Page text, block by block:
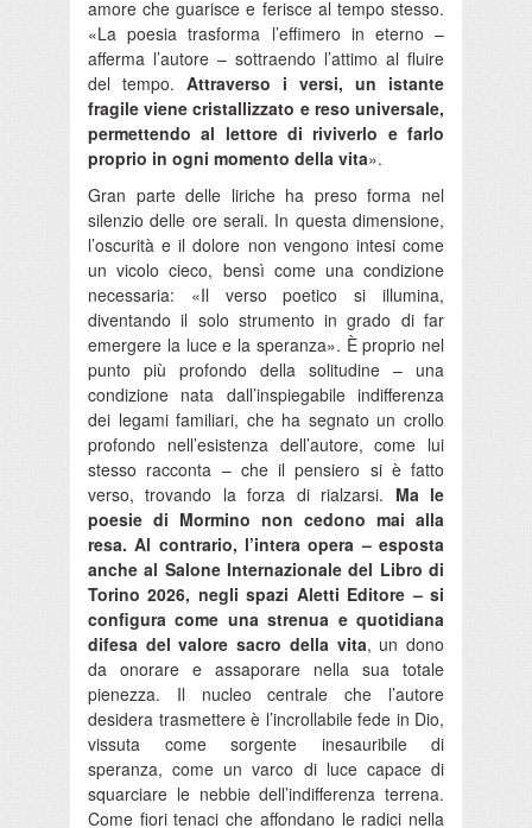
amore che guarisce e ferisce al tempo stesso.
«La poesia trasforma l’effimero in eterno –
afferma l’autore – sottraendo l’attimo al fluire
del tempo. Attraverso i versi, un istante
fragile viene cristallizzato e reso universale,
permettendo al lettore di riviverlo e farlo
proprio in ogni momento della vita».
Gran parte delle liriche ha preso forma nel
silenzio delle ore serali. In questa dimensione,
l’oscurità e il dolore non vengono intesi come
un vicolo cieco, bensì come una condizione
necessaria: «Il verso poetico si illumina,
diventando il solo strumento in grado di far
emergere la luce e la speranza». È proprio nel
punto più profondo della solitudine – una
condizione nata dall’inspiegabile indifferenza
dei legami familiari, che ha segnato un crollo
profondo nell’esistenza dell’autore, come lui
stesso racconta – che il pensiero si è fatto
verso, trovando la forza di rialzarsi. Ma le
poesie di Mormino non cedono mai alla
resa. Al contrario, l’intera opera – esposta
anche al Salone Internazionale del Libro di
Torino 2026, negli spazi Aletti Editore – si
configura come una strenua e quotidiana
difesa del valore sacro della vita, un dono
da onorare e assaporare nella sua totale
pienezza. Il nucleo centrale che l’autore
desidera trasmettere è l’incrollabile fede in Dio,
vissuta come sorgente inesauribile di
speranza, come un varco di luce capace di
squarciare le nebbie dell’indifferenza terrena.
Come fiori tenaci che affondano le radici nella